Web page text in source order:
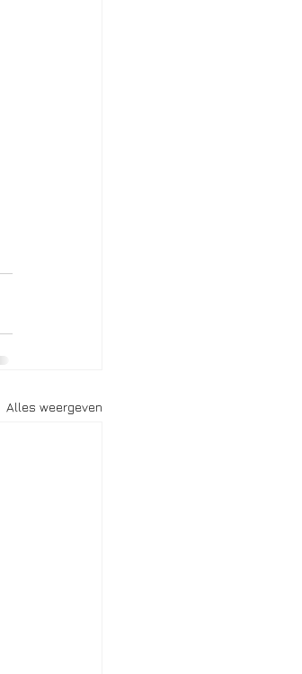
Alles weergeven